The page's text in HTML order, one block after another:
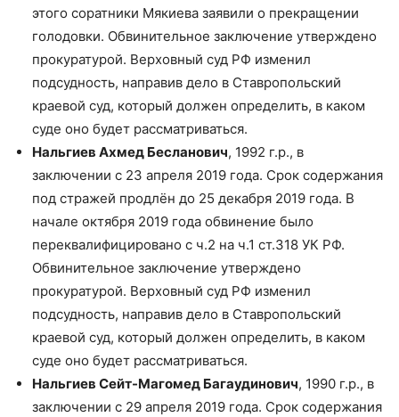
этого соратники Мякиева заявили о прекращении
голодовки. Обвинительное заключение утверждено
прокуратурой. Верховный суд РФ изменил
подсудность, направив дело в Ставропольский
краевой суд, который должен определить, в каком
суде оно будет рассматриваться.
Нальгиев Ахмед Бесланович, 1992 г.р., в
заключении с 23 апреля 2019 года. Срок содержания
под стражей продлён до 25 декабря 2019 года. В
начале октября 2019 года обвинение было
переквалифицировано с ч.2 на ч.1 ст.318 УК РФ.
Обвинительное заключение утверждено
прокуратурой. Верховный суд РФ изменил
подсудность, направив дело в Ставропольский
краевой суд, который должен определить, в каком
суде оно будет рассматриваться.
Нальгиев Сейт-Магомед Багаудинович, 1990 г.р., в
заключении с 29 апреля 2019 года. Срок содержания